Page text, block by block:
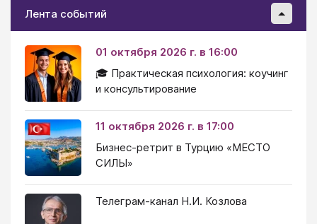
Лента событий
01 октября 2026 г. в 16:00
🎓 Практическая психология: коучинг
и консультирование
11 октября 2026 г. в 17:00
Бизнес-ретрит в Турцию «МЕСТО
СИЛЫ»
Телеграм-канал Н.И. Козлова